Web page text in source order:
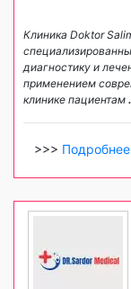
Клиника Doktor
диагностику и
применением
клинике пациентам
>>> Подробнее